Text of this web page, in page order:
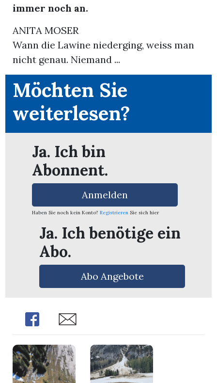
immer noch an.
ANITA MOSER
Wann die Lawine niederging, weiss man
nicht genau. Niemand ...
Möchten Sie
weiterlesen?
Ja. Ich bin
Abonnent.
Anmelden
Haben Sie noch kein Konto? Registrieren Sie sich hier
Ja. Ich benötige ein
Abo.
Abo Angebote
Share Share